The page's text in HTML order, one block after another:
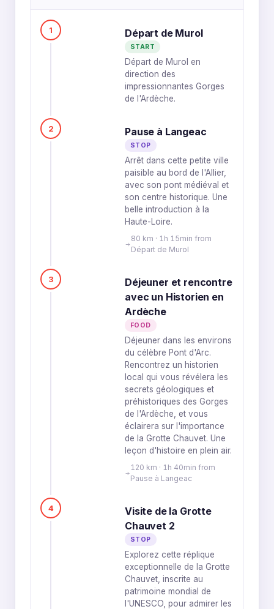
1 Départ de Murol
START
Départ de Murol en
direction des
impressionnantes Gorges
de l'Ardèche.
2 Pause à Langeac
STOP
Arrêt dans cette petite ville
paisible au bord de l'Allier,
avec son pont médiéval et
son centre historique. Une
belle introduction à la
Haute-Loire.
80 km · 1h 15min from
Départ de Murol
3
Déjeuner et rencontre
avec un Historien en
Ardèche
FOOD
Déjeuner dans les environs
du célèbre Pont d'Arc.
Rencontrez un historien
local qui vous révélera les
secrets géologiques et
préhistoriques des Gorges
de l'Ardèche, et vous
éclairera sur l'importance
de la Grotte Chauvet. Une
leçon d'histoire en plein air.
120 km · 1h 40min from
Pause à Langeac
4
Visite de la Grotte
Chauvet 2
STOP
Explorez cette réplique
exceptionnelle de la Grotte
Chauvet, inscrite au
patrimoine mondial de
l'UNESCO, pour admirer les